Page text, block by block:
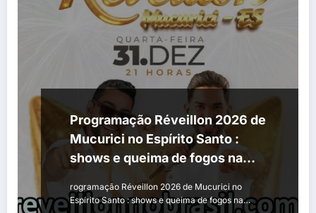
Programação Réveillon 2026 de
Mucurici no Espírito Santo :
shows e queima de fogos na
rogramação Réveillon 2026 de Mucurici no
Espírito Santo : shows e queima de fogos na…